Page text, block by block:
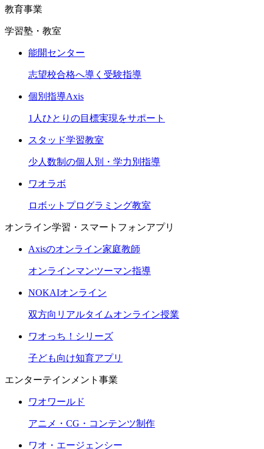
教育事業
学習塾・教室
能開センター
志望校合格へ導く受験指導
個別指導Axis
1人ひとりの目標実現をサポート
スタッド学習教室
少人数制の個人別・学力別指導
ワオラボ
ロボットプログラミング教室
オンライン学習・スマートフォンアプリ
Axisのオンライン家庭教師
オンラインマンツーマン指導
NOKAIオンライン
双方向リアルタイムオンライン授業
ワオっち！シリーズ
子ども向け知育アプリ
エンターテインメント事業
ワオワールド
アニメ・CG・コンテンツ制作
ワオ・エージェンシー